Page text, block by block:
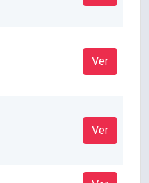
Ver
Ver